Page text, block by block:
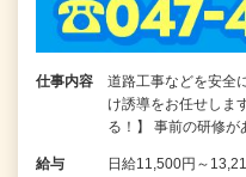
仕事内容
道路工事などを安全
け誘導をお任せしま
る！】 事前の研修
給与
日給11,500円～